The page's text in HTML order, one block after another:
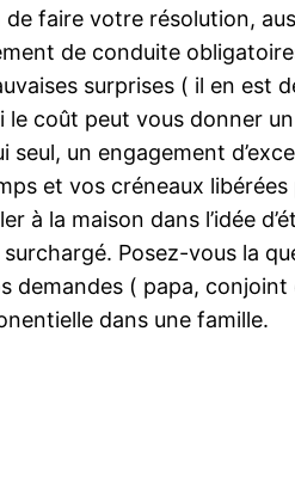
faire votre résolution,
de conduite
surprises ( il en est
coût peut vous donner
un engagement
et vos créneaux
la maison dans l’idée
Posez-vous la
( papa, conjoint
dans une famille.